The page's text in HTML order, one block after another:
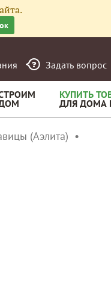
ок
Задать вопрос
КУПИТЬ
ДЛЯ ДОМА
(Аэлита)